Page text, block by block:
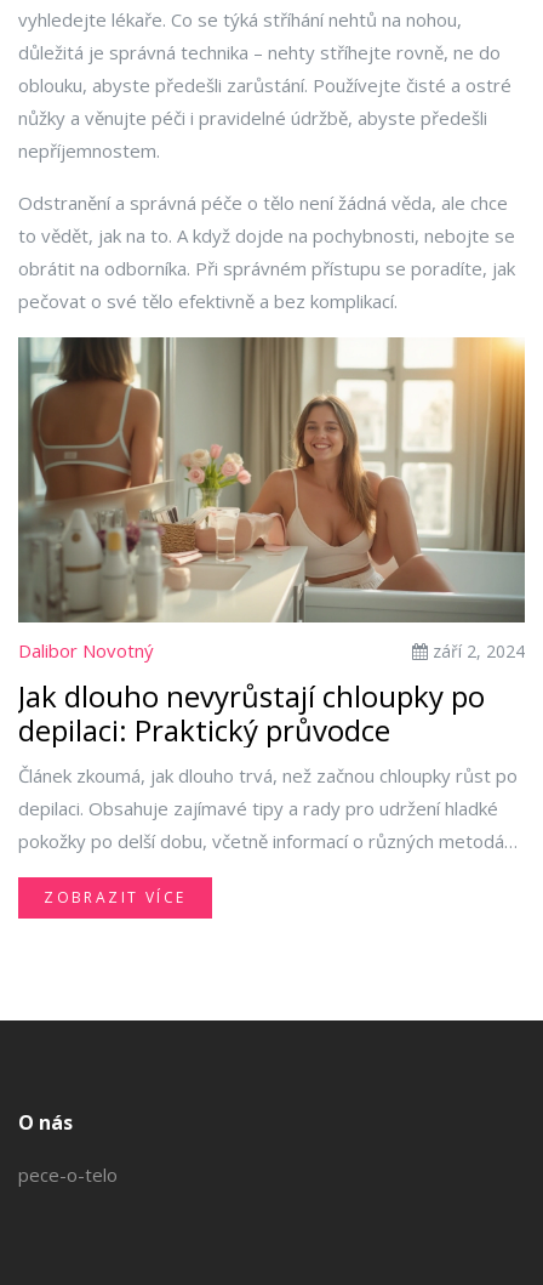
vyhledejte lékaře. Co se týká stříhání nehtů na nohou,
důležitá je správná technika – nehty stříhejte rovně, ne do
oblouku, abyste předešli zarůstání. Používejte čisté a ostré
nůžky a věnujte péči i pravidelné údržbě, abyste předešli
nepříjemnostem.
Odstranění a správná péče o tělo není žádná věda, ale chce
to vědět, jak na to. A když dojde na pochybnosti, nebojte se
obrátit na odborníka. Při správném přístupu se poradíte, jak
pečovat o své tělo efektivně a bez komplikací.
Dalibor Novotný září 2, 2024
Jak dlouho nevyrůstají chloupky po
depilaci: Praktický průvodce
Článek zkoumá, jak dlouho trvá, než začnou chloupky růst po
depilaci. Obsahuje zajímavé tipy a rady pro udržení hladké
pokožky po delší dobu, včetně informací o různých metodách
depilace a jaké faktory ovlivňují růst chloupků.
ZOBRAZIT VÍCE
O nás
pece-o-telo